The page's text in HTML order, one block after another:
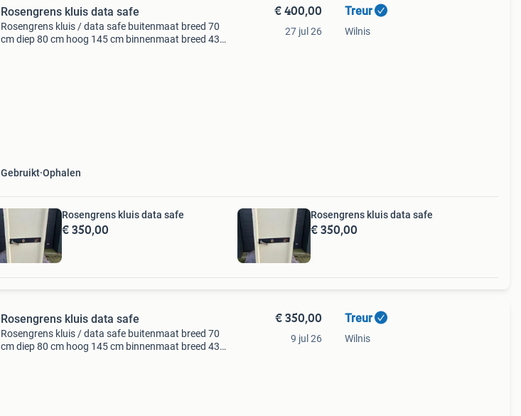
Rosengrens kluis data safe
Rosengrens kluis / data safe buitenmaat breed 70
cm diep 80 cm hoog 145 cm binnenmaat breed 43
Gebruikt Ophalen
€ 400,00
27 jul 26
Treur
Wilnis
Rosengrens kluis data safe
€ 350,00
Rosengrens kluis data safe
€ 350,00
Rosengrens kluis data safe
Rosengrens kluis / data safe buitenmaat breed 70
cm diep 80 cm hoog 145 cm binnenmaat breed 43
€ 350,00
9 jul 26
Treur
Wilnis